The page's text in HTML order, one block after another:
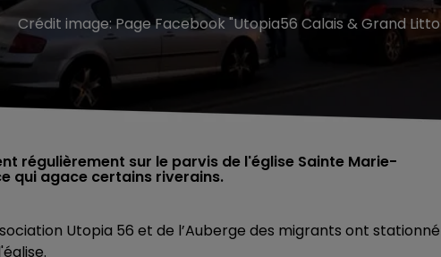
Crédit image: Page Facebook "Utopia56 Calais & Grand
régulièrement sur le parvis de l'église Sainte Marie-
qui agace certains riverains.
Utopia 56 et de l’Auberge des migrants ont stationné